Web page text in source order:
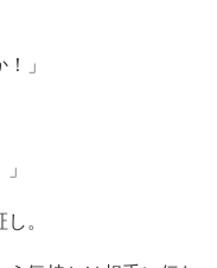
」
。